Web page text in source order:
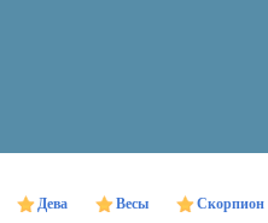
Дева Весы Скорпион